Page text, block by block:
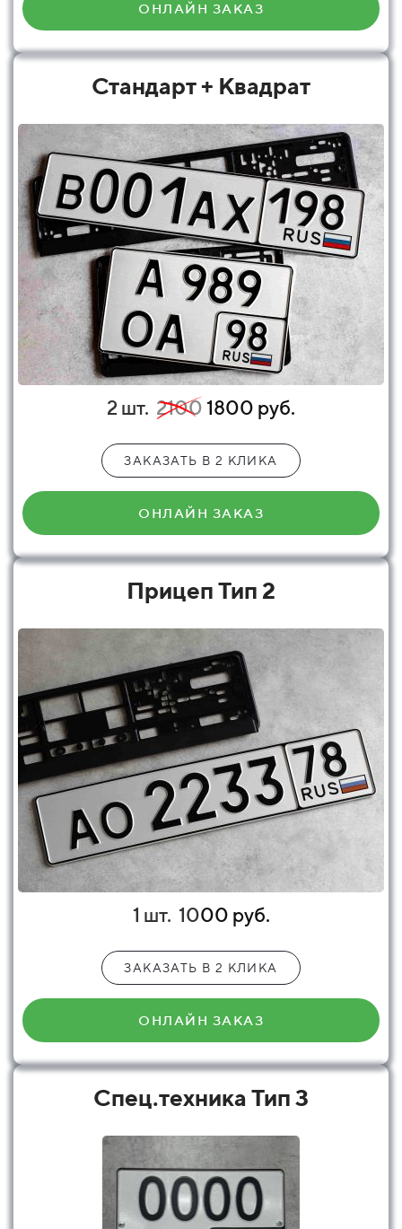
ОНЛАЙН ЗАКАЗ
Стандарт + Квадрат
2 шт. 21001800 руб.
ЗАКАЗАТЬ В 2 КЛИКА
ОНЛАЙН ЗАКАЗ
Прицеп Тип 2
1 шт. 1000 руб.
ЗАКАЗАТЬ В 2 КЛИКА
ОНЛАЙН ЗАКАЗ
Спец.техника Тип 3